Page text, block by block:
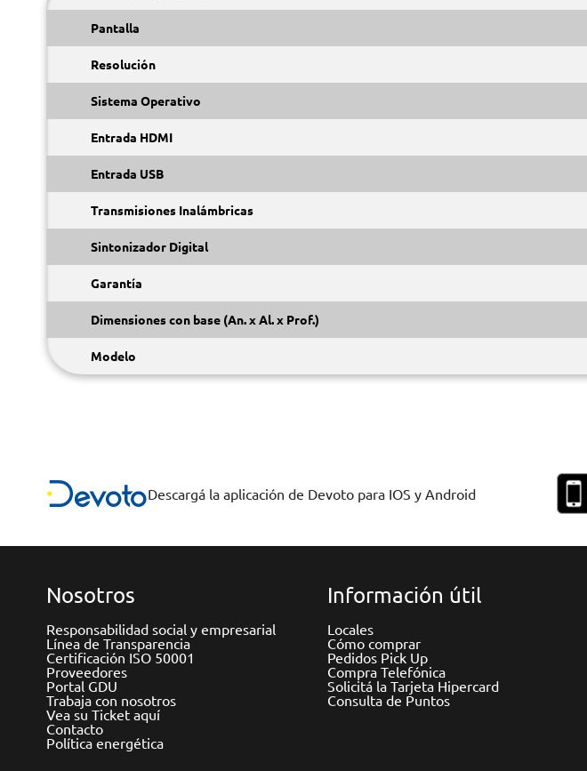
Pantalla
Resolución
Sistema Operativo
Entrada HDMI
Entrada USB
Transmisiones Inalámbricas
Sintonizador Digital
Garantía
Dimensiones con base (An. x Al. x Prof.)
Modelo
Descargá la aplicación de Devoto para IOS y Android
Nosotros
Responsabilidad social y empresarial
Línea de Transparencia
Certificación ISO 50001
Proveedores
Portal GDU
Trabaja con nosotros
Vea su Ticket aquí
Contacto
Política energética
Información útil
Locales
Cómo comprar
Pedidos Pick Up
Compra Telefónica
Solicitá la Tarjeta Hipercard
Consulta de Puntos